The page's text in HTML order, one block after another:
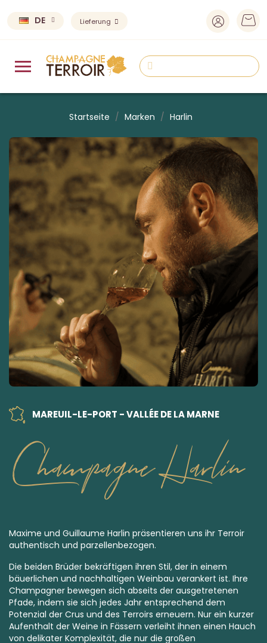
DE Lieferung
Startseite Marken Harlin
MAREUIL-LE-PORT - VALLÉE DE LA MARNE
Champagne Harlin
Maxime und Guillaume Harlin präsentieren uns ihr Terroir
authentisch und parzellenbezogen.
Die beiden Brüder bekräftigen ihren Stil, der in einem
bäuerlichen und nachhaltigen Weinbau verankert ist. Ihre
Champagner bewegen sich abseits der ausgetretenen
Pfade, indem sie sich jedes Jahr entsprechend dem
Potenzial der Crus und des Terroirs erneuern. Nur ein kurzer
Aufenthalt der Weine in Fässern verleiht ihnen einen Hauch
von delikater Komplexität, die nur die großen